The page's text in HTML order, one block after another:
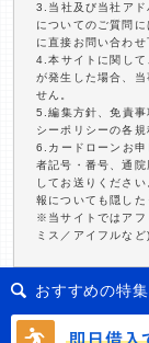
3.当社及び当社アド
についてのご質問
に直接お問い合わせ
4.本サイトに関して
が発生した場合、
せん。
5.編集方針、免責事
シーポリシーの各
6.カードローンお申
者記号・番号、通
してお送りくださ
報についても隠した
※当サイトではアフ
ミス／アイフルな
おすすめの特